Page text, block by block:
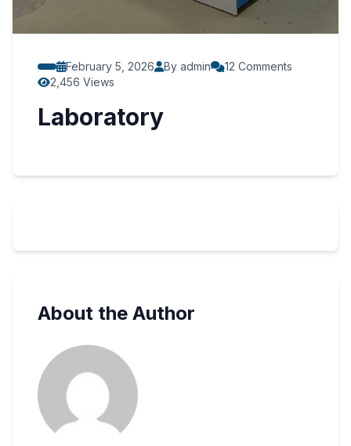
February 5, 2026 By admin
12 Comments
2,456 Views
Laboratory
About the Author